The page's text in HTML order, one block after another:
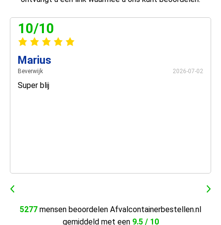
10/10
Marius
Beverwijk 2026-07-02
Super blij
5277 mensen beoordelen Afvalcontainerbestellen.nl
gemiddeld met een 9.5 / 10